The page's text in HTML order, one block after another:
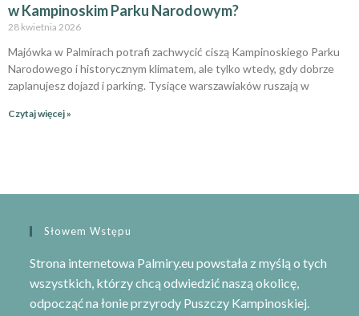
w Kampinoskim Parku Narodowym?
28 kwietnia 2026
Majówka w Palmirach potrafi zachwycić ciszą Kampinoskiego Parku
Narodowego i historycznym klimatem, ale tylko wtedy, gdy dobrze
zaplanujesz dojazd i parking. Tysiące warszawiaków ruszają w
Czytaj więcej »
Słowem Wstępu
Strona internetowa Palmiry.eu powstała z myślą o tych
wszystkich, którzy chcą odwiedzić naszą okolicę,
odpocząć na łonie przyrody Puszczy Kampinoskiej